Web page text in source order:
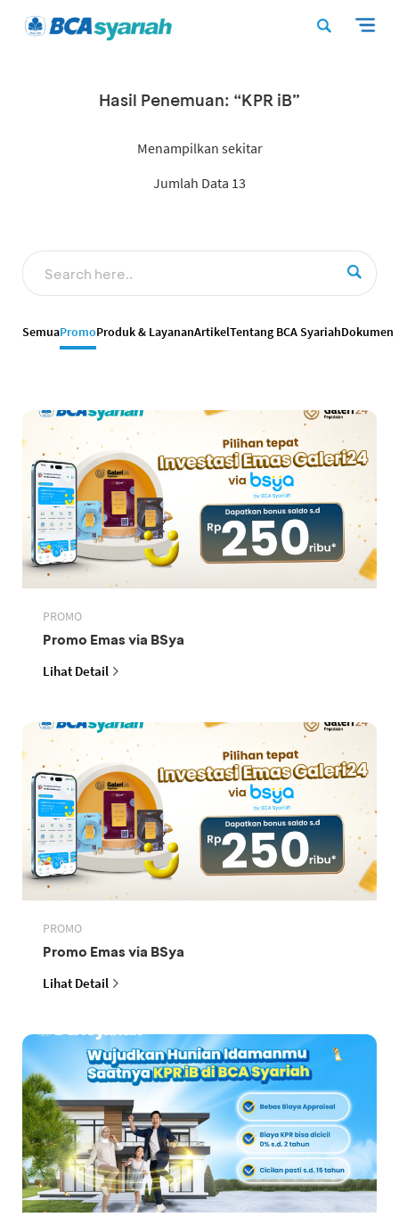
Hasil Penemuan: “KPR iB”
Menampilkan sekitar
Jumlah Data 13
SemuaPromoProduk & LayananArtikelTentang BCA SyariahDokumen
PROMO
Promo Emas via BSya
Lihat Detail
PROMO
Promo Emas via BSya
Lihat Detail